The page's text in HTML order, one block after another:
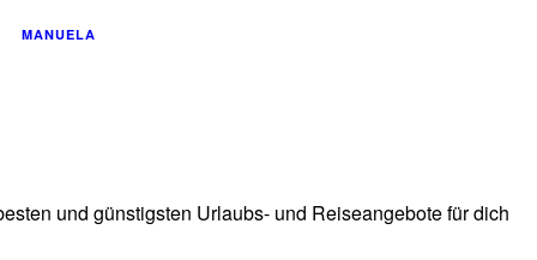
MANUELA
und günstigsten Urlaubs- und Reiseangebote für dich